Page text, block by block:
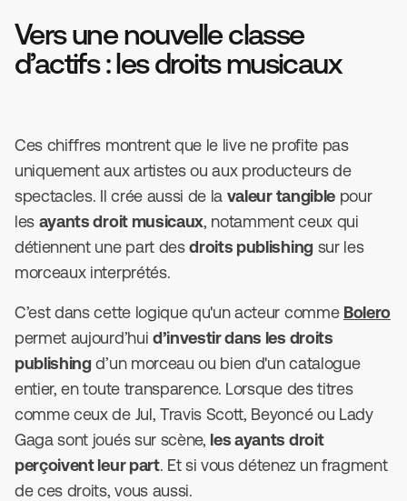
Vers une nouvelle classe
d’actifs : les droits musicaux
Ces chiffres montrent que le live ne profite pas
uniquement aux artistes ou aux producteurs de
spectacles. Il crée aussi de la valeur tangiblepour
les ayants droit musicaux, notamment ceux qui
détiennent une part desdroits publishing sur les
morceaux interprétés.
C’est dans cette logique qu'un acteur comme Bolero
permet aujourd’hui d’investir dans les droits
publishing d’un morceau ou bien d'un catalogue
entier, en toute transparence. Lorsque des titres
comme ceux de Jul, Travis Scott, Beyoncé ou Lady
Gaga sont joués sur scène, les ayants droit
perçoivent leur part. Et si vous détenez un fragment
de ces droits, vous aussi.